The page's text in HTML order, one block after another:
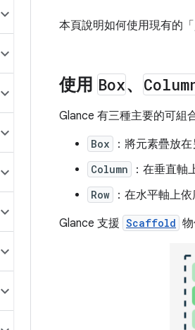
本頁說明如何使用現有的
使用 Box、
Glance 有三種主要的可組
Box ：將元素疊放
Column ：在垂直
Row ：在水平軸上
Glance 支援 Scaffold